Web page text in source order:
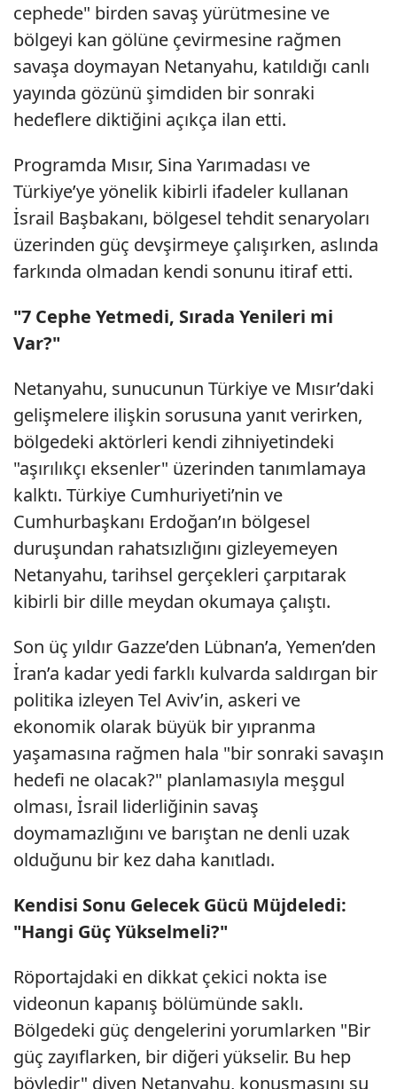
cephede" birden savaş yürütmesine ve
bölgeyi kan gölüne çevirmesine rağmen
savaşa doymayan Netanyahu, katıldığı canlı
yayında gözünü şimdiden bir sonraki
hedeflere diktiğini açıkça ilan etti.
Programda Mısır, Sina Yarımadası ve
Türkiye’ye yönelik kibirli ifadeler kullanan
İsrail Başbakanı, bölgesel tehdit senaryoları
üzerinden güç devşirmeye çalışırken, aslında
farkında olmadan kendi sonunu itiraf etti.
"7 Cephe Yetmedi, Sırada Yenileri mi
Var?"
Netanyahu, sunucunun Türkiye ve Mısır’daki
gelişmelere ilişkin sorusuna yanıt verirken,
bölgedeki aktörleri kendi zihniyetindeki
"aşırılıkçı eksenler" üzerinden tanımlamaya
kalktı. Türkiye Cumhuriyeti’nin ve
Cumhurbaşkanı Erdoğan’ın bölgesel
duruşundan rahatsızlığını gizleyemeyen
Netanyahu, tarihsel gerçekleri çarpıtarak
kibirli bir dille meydan okumaya çalıştı.
Son üç yıldır Gazze’den Lübnan’a, Yemen’den
İran’a kadar yedi farklı kulvarda saldırgan bir
politika izleyen Tel Aviv’in, askeri ve
ekonomik olarak büyük bir yıpranma
yaşamasına rağmen hala "bir sonraki savaşın
hedefi ne olacak?" planlamasıyla meşgul
olması, İsrail liderliğinin savaş
doymamazlığını ve barıştan ne denli uzak
olduğunu bir kez daha kanıtladı.
Kendisi Sonu Gelecek Gücü Müjdeledi:
"Hangi Güç Yükselmeli?"
Röportajdaki en dikkat çekici nokta ise
videonun kapanış bölümünde saklı.
Bölgedeki güç dengelerini yorumlarken "Bir
güç zayıflarken, bir diğeri yükselir. Bu hep
böyledir" diyen Netanyahu, konuşmasını şu